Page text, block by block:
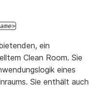
ein
Clean Room. Sie
eines
Sie enthält auch